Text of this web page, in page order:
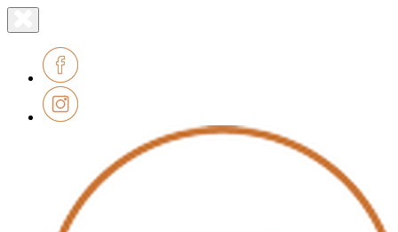
le
Lien
page
accueil